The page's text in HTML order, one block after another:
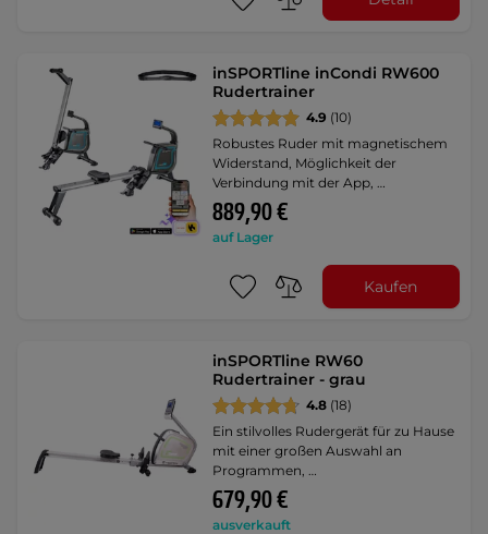
inSPORTline inCondi RW600
Rudertrainer
4.9 (10)
Robustes Ruder mit magnetischem
Widerstand, Möglichkeit der
Verbindung mit der App, …
889,90 €
auf Lager
Kaufen
inSPORTline RW60
Rudertrainer - grau
4.8 (18)
Ein stilvolles Rudergerät für zu Hause
mit einer großen Auswahl an
Programmen, …
679,90 €
ausverkauft